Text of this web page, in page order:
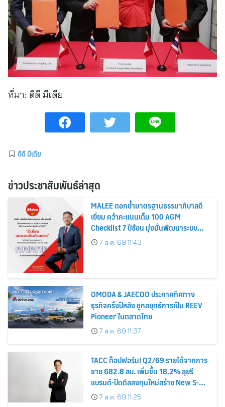
ที่มา: ดีดี มีเดีย
ดีดี มีเดีย
ข่าวประชาสัมพันธ์ล่าสุด
MALEE ตอกย้ำมาตรฐานธรรมาภิบาลดี
เยี่ยม คว้าคะแนนเต็ม 100 AGM
Checklist 7 ปีซ้อน มุ่งมั่นพัฒนาระบบ
กำกับดูกิจการ เพื่อยกระดับสู่มาตรฐาน
สากล
7 ส.ค. 69 11:43
OMODA & JAECOO ประกาศทิศทาง
ธุรกิจครึ่งปีหลัง ชูกลยุทธ์การเป็น REEV
Pioneer ในตลาดไทย
7 ส.ค. 69 11:37
TACC ท็อปฟอร์ม! Q2/69 รายได้จากการ
ขาย 682.8 ลบ. เพิ่มขึ้น 18.2% ลุยรี
แบรนด์-ปิดดีลลงทุนใหม่สร้าง New S-
Curve หนุนอนาคตเติบโตยั่งยืน
7 ส.ค. 69 11:25